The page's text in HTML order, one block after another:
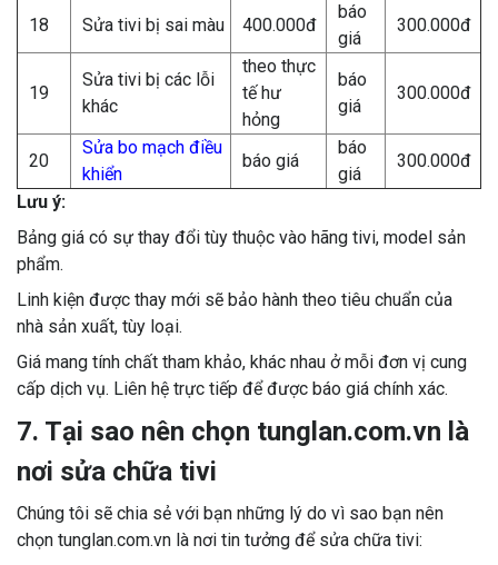
18 Sửa tivi bị sai màu 400.000đ
báo
giá
300.000đ
19
Sửa tivi bị các lỗi
khác
theo thực
tế hư
hỏng
báo
giá
300.000đ
20
Sửa bo mạch điều
khiển
báo giá
báo
giá
300.000đ
Lưu ý:
Bảng giá có sự thay đổi tùy thuộc vào hãng tivi, model sản
phẩm.
Linh kiện được thay mới sẽ bảo hành theo tiêu chuẩn của
nhà sản xuất, tùy loại.
Giá mang tính chất tham khảo, khác nhau ở mỗi đơn vị cung
cấp dịch vụ. Liên hệ trực tiếp để được báo giá chính xác.
7. Tại sao nên chọn tunglan.com.vn là
nơi sửa chữa tivi
Chúng tôi sẽ chia sẻ với bạn những lý do vì sao bạn nên
chọn tunglan.com.vn là nơi tin tưởng để sửa chữa tivi: